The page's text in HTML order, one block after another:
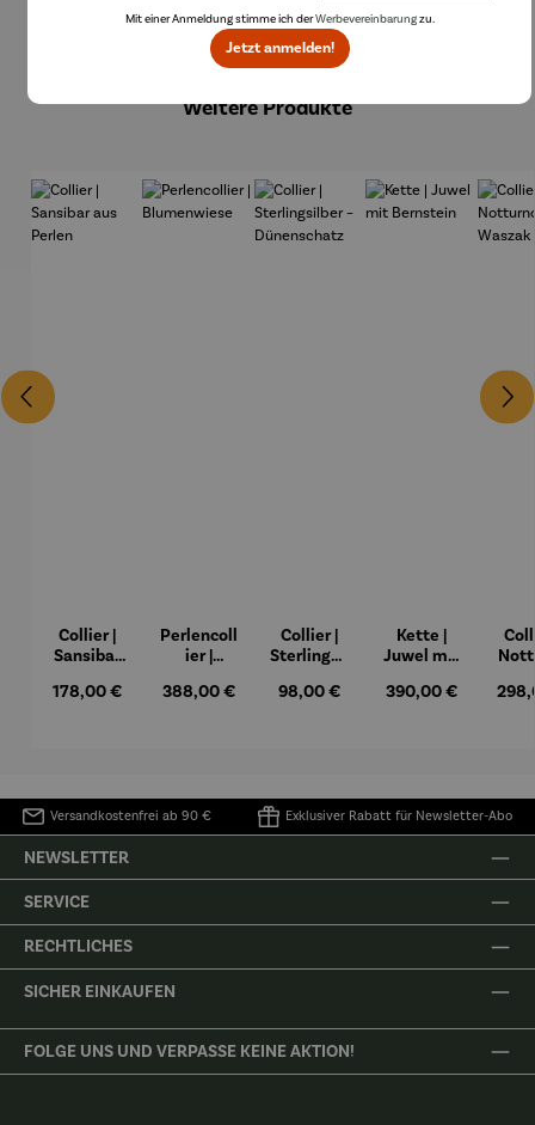
Produktgalerie überspringen
Weitere Produkte
Collier |
Sansibar
Perlen
Regulärer Preis:
178,00 €
Perlencoll
ier |
ese
Regulärer Preis:
388,00 €
Collier |
Sterlingsil
Dünensch
Regulärer Preis:
98,00 €
Kette |
Juwel mit
Regulärer Preis:
390,00 €
Versandkostenfrei ab 90 € Exklusiver Rabatt für Newsletter-Abo
NEWSLETTER
SERVICE
RECHTLICHES
SICHER EINKAUFEN
FOLGE UNS UND VERPASSE KEINE AKTION!
Mit einer Anmeldung stimme ich derWerbevereinbarungzu.
Jetzt anmelden!